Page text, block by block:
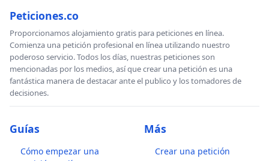
Peticiones.co
Proporcionamos alojamiento gratis para peticiones en línea.
Comienza una petición profesional en línea utilizando nuestro
poderoso servicio. Todos los días, nuestras peticiones son
mencionadas por los medios, así que crear una petición es una
fantástica manera de destacar ante el publico y los tomadores de
decisiones.
Guías
Cómo empezar una
Más
Crear una petición